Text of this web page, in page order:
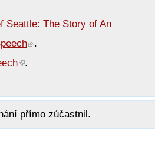
Seattle: The Story of An
.
.
přímo zúčastnil.